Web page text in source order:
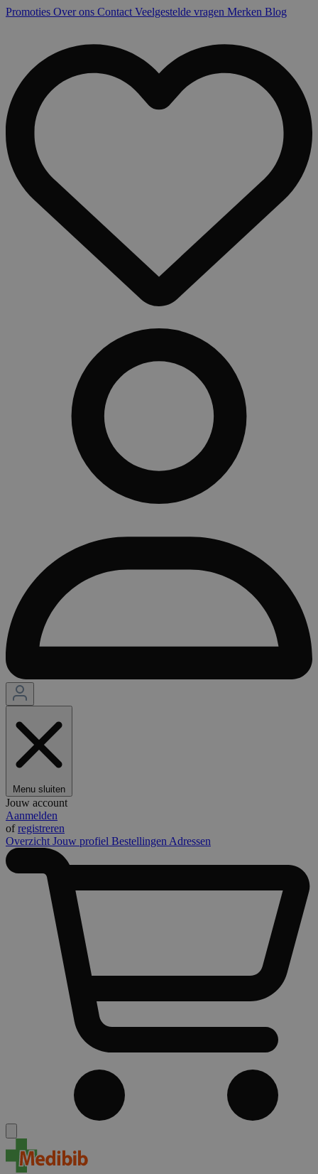
Promoties Over ons Contact Veelgestelde vragen Merken Blog
Menu sluiten
Jouw account
Aanmelden
ofregistreren
Overzicht Jouw profiel Bestellingen Adressen